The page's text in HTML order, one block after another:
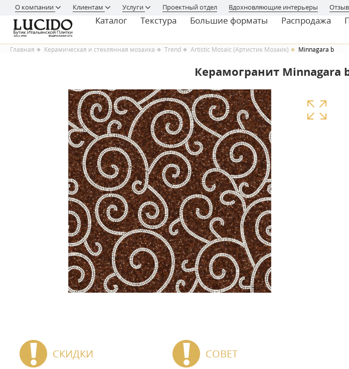
О компании Клиентам Услуги Проектный отдел Вдохновляющие интерьеры
Каталог Текстура Большие форматы Распродажа
Главная Керамическая и стеклянная мозаика Trend Artistic Mosaic (Артистик Мозаик) Minnagara b
Керамогранит Minnagara
СКИДКИ СОВЕТ